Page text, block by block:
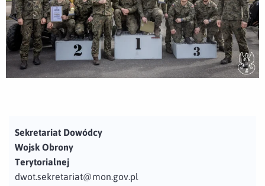
Sekretariat Dowódcy
Wojsk Obrony
Terytorialnej
dwot.sekretariat@mon.gov.pl